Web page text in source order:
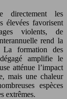
directement les
élevées favorisent
violents, de
rend la
La formation des
amplifie le
atténue l’impact
mais une chaleur
espèces
extrêmes.